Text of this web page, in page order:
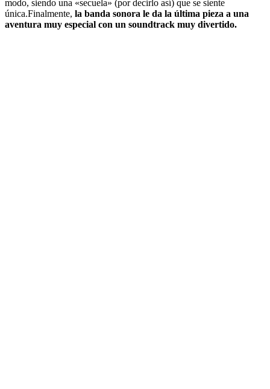
modo, siendo una «secuela» (por decirlo así) que se siente
única.Finalmente, la banda sonora le da la última pieza a una
aventura muy especial con un soundtrack muy divertido.